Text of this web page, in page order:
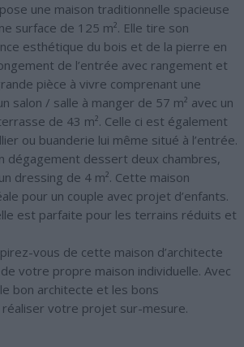
une maison traditionnelle spacieuse
surface de 125 m². Elle tire son
esthétique du bois et de la pierre en
de l’entrée avec rangement et
pièce à vivre comprenant une
salon / salle à manger de 57 m² avec un
de 43 m². Celle ci est également
ou buanderie lui même situé à l’entrée.
dégagement dessert deux chambres,
dressing de 4 m². Cette maison
pour un couple avec projet d’enfants.
est parfaite pour les terrains réduits et
vous de cette maison d’architecte
votre propre maison individuelle. Avec
bon architecte et les bons
votre projet sur-mesure.